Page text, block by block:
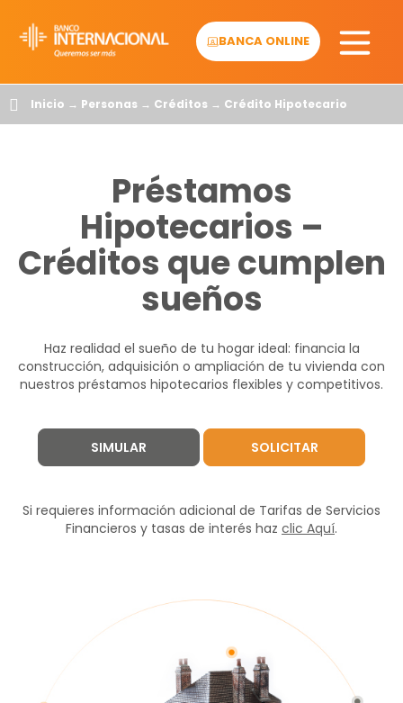
content
BANCA ONLINE
Inicio → Personas → Créditos → Crédito Hipotecario
Préstamos
Hipotecarios –
Créditos que cumplen
sueños
Haz realidad el sueño de tu hogar ideal: financia la
construcción, adquisición o ampliación de tu vivienda con
nuestros préstamos hipotecarios flexibles y competitivos.
SIMULAR SOLICITAR
Si requieres información adicional de Tarifas de Servicios
Financieros y tasas de interés haz clic Aquí.